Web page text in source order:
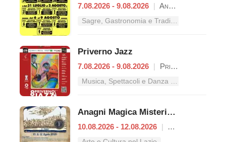
7.08.2026 - 9.08.2026 | Anagni
Priverno Jazz
7.08.2026 - 9.08.2026 | Priverno
Anagni Magica Misteriosa
10.08.2026 - 12.08.2026 |